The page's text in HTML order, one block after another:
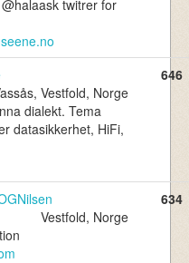
twitrer for
Vestfold, Norge
dialekt. Tema
datasikkerhet, HiFi,
646
Vestfold, Norge
634